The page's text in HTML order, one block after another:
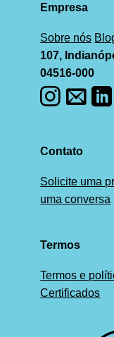
Empresa
Sobre nós
107,
04516-000
Contato
Solicite uma
uma conversa
Termos
Termos e
Certificados